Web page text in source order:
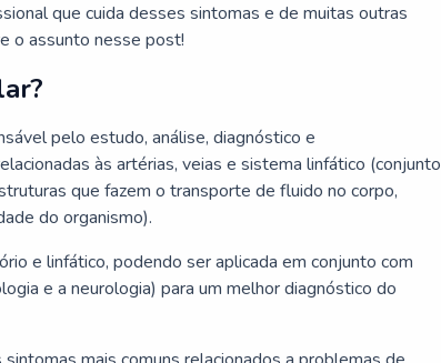
que cuida desses sintomas e de muitas outras
o assunto nesse post!
pelo estudo, análise, diagnóstico e
às artérias, veias e sistema linfático (conjunto
que fazem o transporte de fluido no corpo,
do organismo).
e linfático, podendo ser aplicada em conjunto com
e a neurologia) para um melhor diagnóstico do